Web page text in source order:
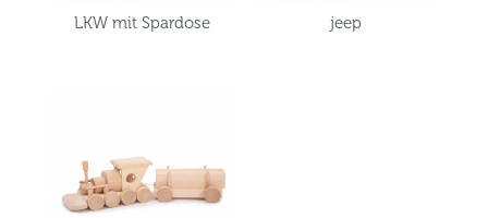
LKW mit Spardose jeep